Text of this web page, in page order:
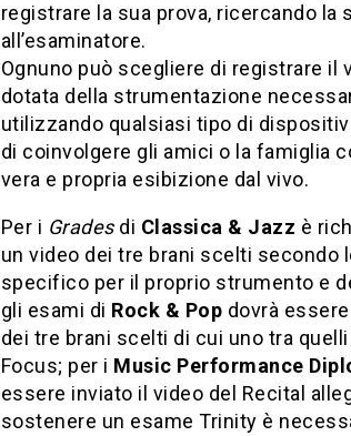
registrare la sua prova, ricercando la
all’esaminatore.
Ognuno può scegliere di registrare il
dotata della strumentazione
utilizzando qualsiasi tipo di
di coinvolgere gli amici o la famiglia
vera e propria esibizione dal vivo.
Per i Gradesdi Classica & Jazz è
un video dei tre brani scelti secondo
specifico per il proprio strumento e
gli esami di Rock & Pop dovrà
dei tre brani scelti di cui uno tra
Focus; per i Music Performance
essere inviato il video del Recital
sostenere un esame Trinity è